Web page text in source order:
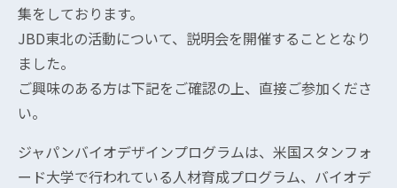
集をしております。
JBD東北の活動について、説明会を開催することとなり
ました。
ご興味のある方は下記をご確認の上、直接ご参加くださ
い。
ジャパンバイオデザインプログラムは、米国スタンフォ
ード大学で行われている人材育成プログラム、バイオデ